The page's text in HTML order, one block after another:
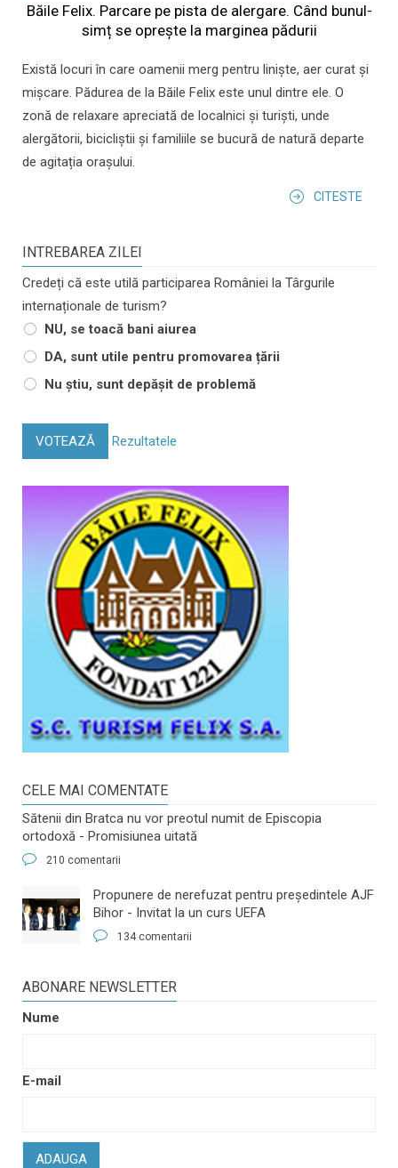
Băile Felix. Parcare pe pista de alergare. Când bunul-
simț se oprește la marginea pădurii
Există locuri în care oamenii merg pentru liniște, aer curat și
mișcare. Pădurea de la Băile Felix este unul dintre ele. O
zonă de relaxare apreciată de localnici și turiști, unde
alergătorii, bicicliștii și familiile se bucură de natură departe
de agitația orașului.
CITESTE
INTREBAREA ZILEI
Credeți că este utilă participarea României la Târgurile
internaționale de turism?
NU, se toacă bani aiurea
DA, sunt utile pentru promovarea țării
Nu știu, sunt depășit de problemă
VOTEAZĂ Rezultatele
CELE MAI COMENTATE
Sătenii din Bratca nu vor preotul numit de Episcopia
ortodoxă - Promisiunea uitată
210 comentarii
​Propunere de nerefuzat pentru preşedintele AJF
Bihor - Invitat la un curs UEFA
134 comentarii
ABONARE NEWSLETTER
Nume
E-mail
ADAUGA